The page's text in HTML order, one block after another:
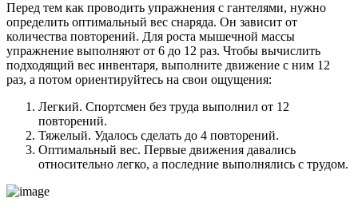
Перед тем как проводить упражнения с гантелями, нужно
определить оптимальный вес снаряда. Он зависит от
количества повторений. Для роста мышечной массы
упражнение выполняют от 6 до 12 раз. Чтобы вычислить
подходящий вес инвентаря, выполните движение с ним 12
раз, а потом ориентируйтесь на свои ощущения:
Легкий. Спортсмен без труда выполнил от 12
повторений.
Тяжелый. Удалось сделать до 4 повторений.
Оптимальный вес. Первые движения давались
относительно легко, а последние выполнялись с трудом.